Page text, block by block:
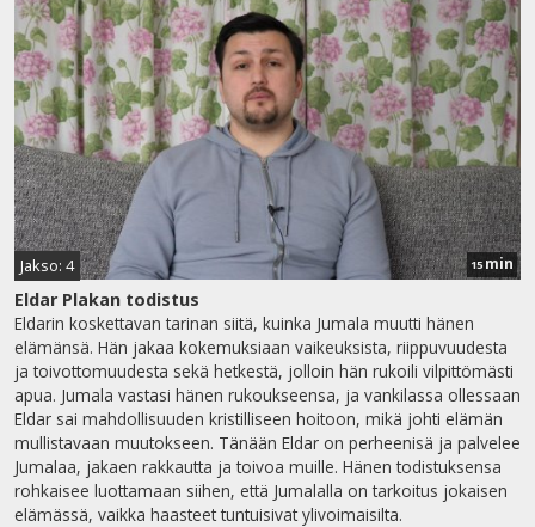
Jakso: 4 15 min
Eldar Plakan todistus
Eldarin koskettavan tarinan siitä, kuinka Jumala muutti hänen
elämänsä. Hän jakaa kokemuksiaan vaikeuksista, riippuvuudesta
ja toivottomuudesta sekä hetkestä, jolloin hän rukoili vilpittömästi
apua. Jumala vastasi hänen rukoukseensa, ja vankilassa ollessaan
Eldar sai mahdollisuuden kristilliseen hoitoon, mikä johti elämän
mullistavaan muutokseen. Tänään Eldar on perheenisä ja palvelee
Jumalaa, jakaen rakkautta ja toivoa muille. Hänen todistuksensa
rohkaisee luottamaan siihen, että Jumalalla on tarkoitus jokaisen
elämässä, vaikka haasteet tuntuisivat ylivoimaisilta.